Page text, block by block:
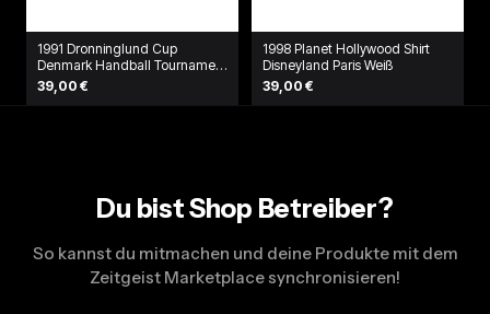
1991 Dronninglund Cup
Denmark Handball Tournament
T-Shirt Blau
39,00 €
1998 Planet Hollywood Shirt
Disneyland Paris Weiß
39,00 €
Du bist Shop Betreiber?
So kannst du mitmachen und deine Produkte mit dem
Zeitgeist Marketplace synchronisieren!